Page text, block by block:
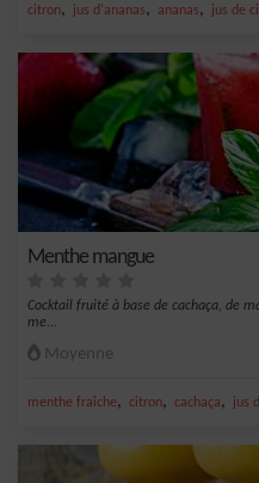
citron, jus d'ananas, ananas, jus de
Menthe mangue
Cocktail fruité à base de cachaça, de
me...
Moyenne
menthe fraîche, citron, cachaça, jus